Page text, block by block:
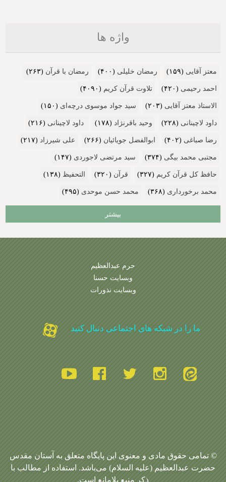
واژه ها
معتز آقایی (۱۵۹) رمضان خلیلی (۴۰۰) رمضان با قرآن (۲۶۳)
احمد رحیمی (۴۲۰) تلاوت قرآن کریم (۴۰۹۰)
الاستاذ معتز آقایی (۲۰۳) سید جواد موسوی درچه‌ای (۱۵۰)
داود لاچینانی (۲۲۸) وحید باقرنژاد (۱۷۸) داود لاچینانی (۲۱۶)
رضا صباغی (۴۰۲) ابوالفضل جویائیان (۲۶۶) علی شیرزاد (۲۱۷)
مجتبی محمد بیگی (۳۷۴) سید مرتضی لاجوردی (۱۴۷)
حافظ کل قرآن کریم (۳۲۷) قرآن (۳۲۰) التحفیظ (۱۳۸)
محمد برخورداری (۳۶۸) محمد حسن موحدی (۴۹۵)
بیشتر
حرم عبدالعظیم
وبسایت حسنا
وبسایت نذورات
ما را در شبکه های اجتماعی دنبال کنید
© تمامی حقوق مادی و معنوی این پایگاه متعلق به آستان مقدس
حضرت عبدالعظیم (علیه السلام) می‌باشد. استفاده از مطالب با
ذکر منبع بلامانع است.